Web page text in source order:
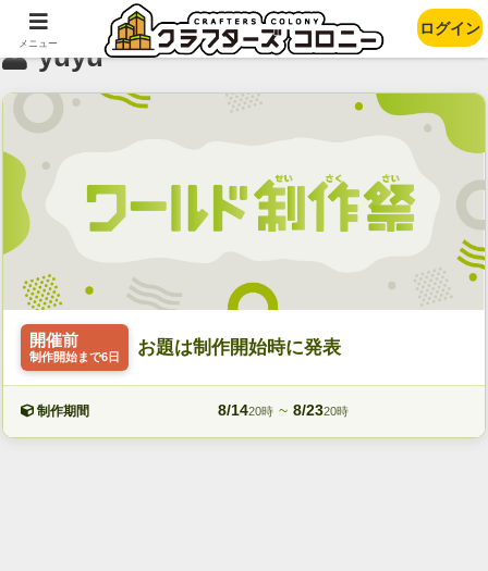
yuyu
開催前
制作開始まで6日 お題は制作開始時に発表
制作期間 8/1420時 ~ 8/2320時
メニュー
ログイン